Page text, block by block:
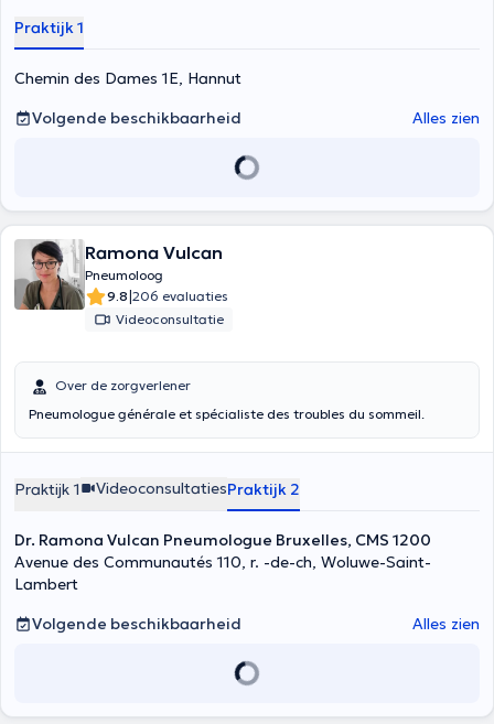
Praktijk 1
Chemin des Dames 1E, Hannut
Volgende beschikbaarheid
Alles zien
Ramona Vulcan
Pneumoloog
9.8|206 evaluaties
Videoconsultatie
Over de zorgverlener
Pneumologue générale et spécialiste des troubles du sommeil.
Praktijk 1 VideoconsultatiesPraktijk 2
Dr. Ramona Vulcan Pneumologue Bruxelles, CMS 1200
Avenue des Communautés 110, r. -de-ch, Woluwe-Saint-
Lambert
Volgende beschikbaarheid
Alles zien